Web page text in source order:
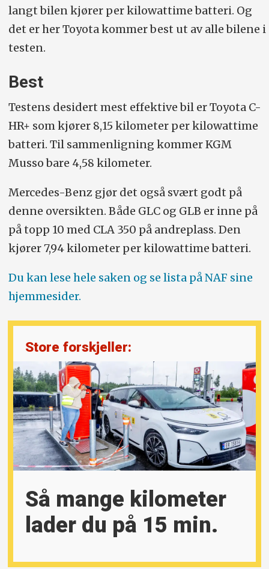
langt bilen kjører per kilowattime batteri. Og
det er her Toyota kommer best ut av alle bilene i
testen.
Best
Testens desidert mest effektive bil er Toyota C-
HR+ som kjører 8,15 kilometer per kilowattime
batteri. Til sammenligning kommer KGM
Musso bare 4,58 kilometer.
Mercedes-Benz gjør det også svært godt på
denne oversikten. Både GLC og GLB er inne på
på topp 10 med CLA 350 på andreplass. Den
kjører 7,94 kilometer per kilowattime batteri.
Du kan lese hele saken og se lista på NAF sine
hjemmesider.
Store forskjeller:
Så mange kilometer
lader du på 15 min.